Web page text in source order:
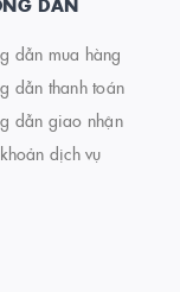
DẪN
dẫn mua hàng
dẫn thanh toán
dẫn giao nhận
dịch vụ